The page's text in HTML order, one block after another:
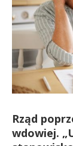
Rząd
wdowiej.